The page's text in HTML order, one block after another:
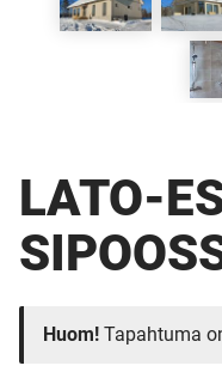
LATO-
Huom! Tapahtuma